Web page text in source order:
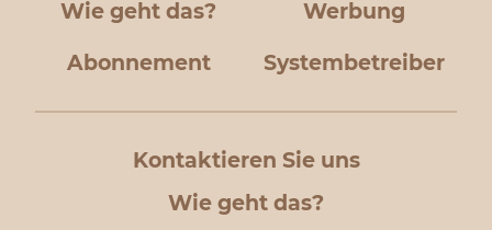
Wie geht das? Werbung
Abonnement Systembetreiber
Kontaktieren Sie uns
Wie geht das?